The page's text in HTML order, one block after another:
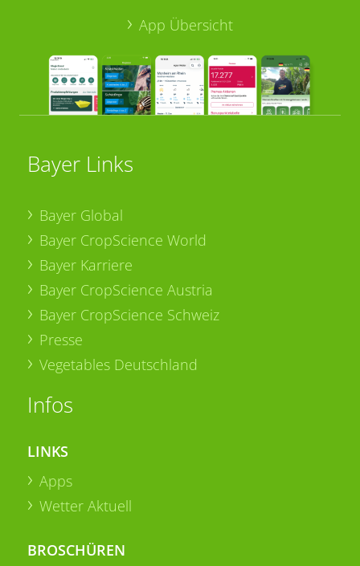
App Übersicht
Bayer Links
Bayer Global
Bayer CropScience World
Bayer Karriere
Bayer CropScience Austria
Bayer CropScience Schweiz
Presse
Vegetables Deutschland
Infos
LINKS
Apps
Wetter Aktuell
BROSCHÜREN